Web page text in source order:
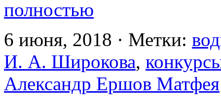
полностью
6 июня, 2018 · Метки:
И. А. Широкова,
Александр Ершов Матфея